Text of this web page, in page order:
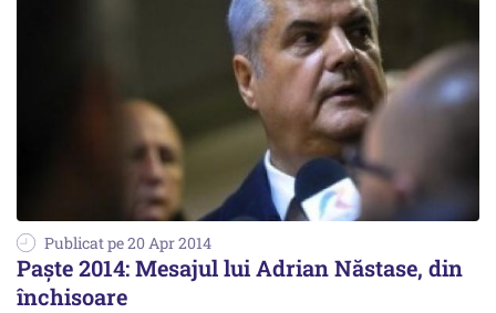
Publicat pe 20 Apr 2014
Paște 2014: Mesajul lui Adrian Năstase, din
închisoare